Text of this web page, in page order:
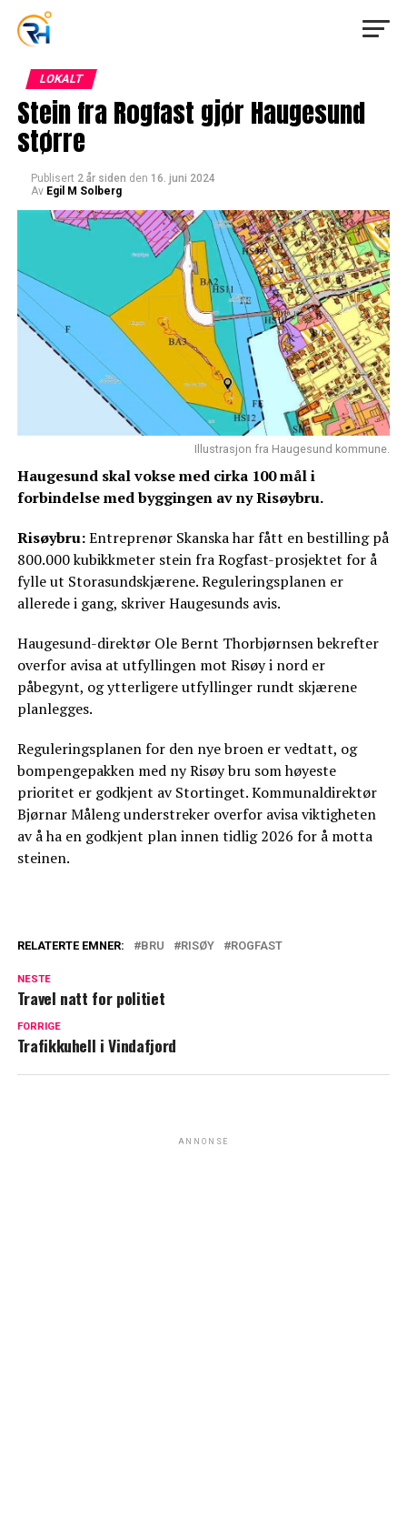
LOKALT
Stein fra Rogfast gjør Haugesund
større
Publisert 2 år siden den 16. juni 2024
Av Egil M Solberg
Illustrasjon fra Haugesund kommune.
Haugesund skal vokse med cirka 100 mål i
forbindelse med byggingen av ny Risøybru.
Risøybru:Entreprenør Skanska har fått en bestilling på
800.000 kubikkmeter stein fra Rogfast-prosjektet for å
fylle ut Storasundskjærene. Reguleringsplanen er
allerede i gang, skriver Haugesunds avis.
Haugesund-direktør Ole Bernt Thorbjørnsen bekrefter
overfor avisa at utfyllingen mot Risøy i nord er
påbegynt, og ytterligere utfyllinger rundt skjærene
planlegges.
Reguleringsplanen for den nye broen er vedtatt, og
bompengepakken med ny Risøy bru som høyeste
prioritet er godkjent av Stortinget. Kommunaldirektør
Bjørnar Måleng understreker overfor avisa viktigheten
av å ha en godkjent plan innen tidlig 2026 for å motta
steinen.
RELATERTE EMNER: BRU RISØY ROGFAST
NESTE
Travel natt for politiet
FORRIGE
Trafikkuhell i Vindafjord
ANNONSE